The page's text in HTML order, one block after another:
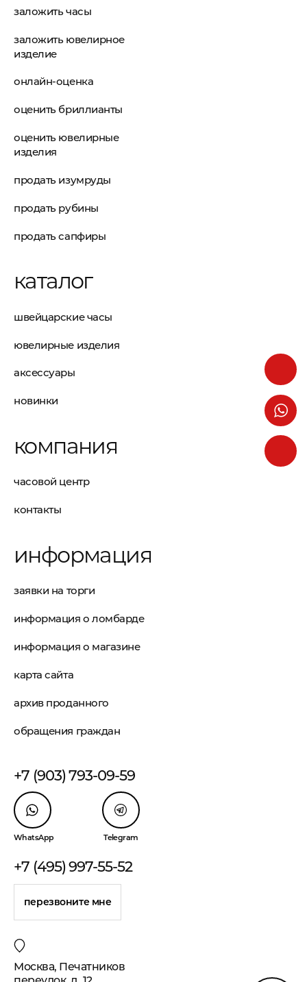
заложить часы
заложить ювелирное
изделие
онлайн-оценка
оценить бриллианты
оценить ювелирные
изделия
продать изумруды
продать рубины
продать сапфиры
каталог
швейцарские часы
ювелирные изделия
аксессуары
новинки
компания
часовой центр
контакты
информация
заявки на торги
информация о ломбарде
информация о магазине
карта сайта
архив проданного
обращения граждан
+7 (903) 793-09-59
WhatsApp Telegram
+7 (495) 997-55-52
перезвоните мне
Москва, Печатников